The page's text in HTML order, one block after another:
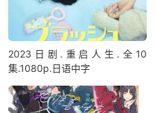
2023日剧.重启人生.全10
集.1080p.日语中字